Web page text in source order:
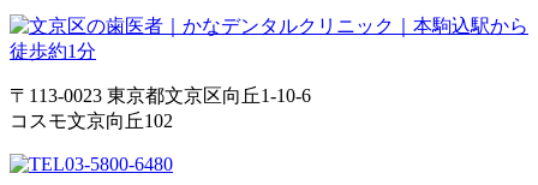
〒113-0023 東京都文京区向丘1-10-6
コスモ文京向丘102
03-5800-6480